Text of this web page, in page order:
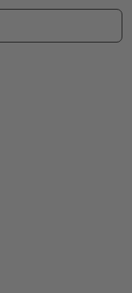
części
z kolejnymi
stronami,